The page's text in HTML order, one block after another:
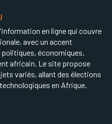
en ligne qui couvre
avec un accent
économiques,
africain. Le site propose
variés, allant des élections
en Afrique.